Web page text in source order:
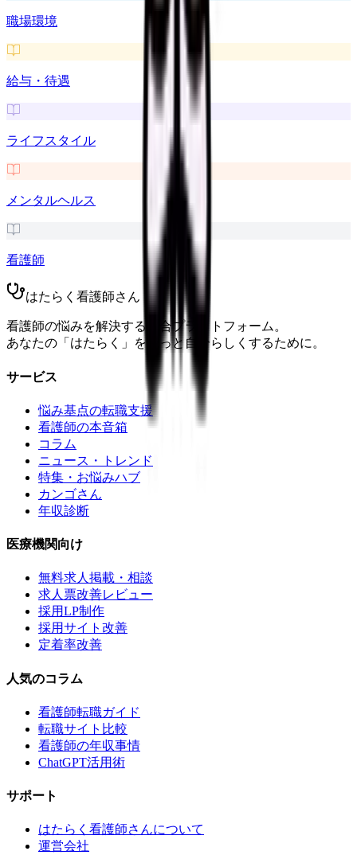
職場環境
給与・待遇
ライフスタイル
メンタルヘルス
看護師
はたらく看護師さん
看護師の悩みを解決する総合プラットフォーム。
あなたの「はたらく」をもっと自分らしくするために。
サービス
悩み基点の転職支援
看護師の本音箱
コラム
ニュース・トレンド
特集・お悩みハブ
カンゴさん
年収診断
医療機関向け
無料求人掲載・相談
求人票改善レビュー
採用LP制作
採用サイト改善
定着率改善
人気のコラム
看護師転職ガイド
転職サイト比較
看護師の年収事情
ChatGPT活用術
サポート
はたらく看護師さんについて
運営会社